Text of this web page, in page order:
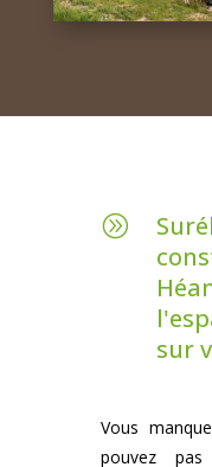
A
sur
Vous
pouvez